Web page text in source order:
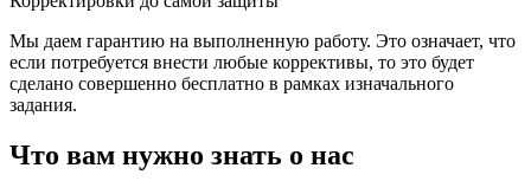
Мы даем гарантию на выполненную работу. Это означает, что
если потребуется внести любые коррективы, то это будет
сделано совершенно бесплатно в рамках изначального
задания.
Что вам нужно знать о нас